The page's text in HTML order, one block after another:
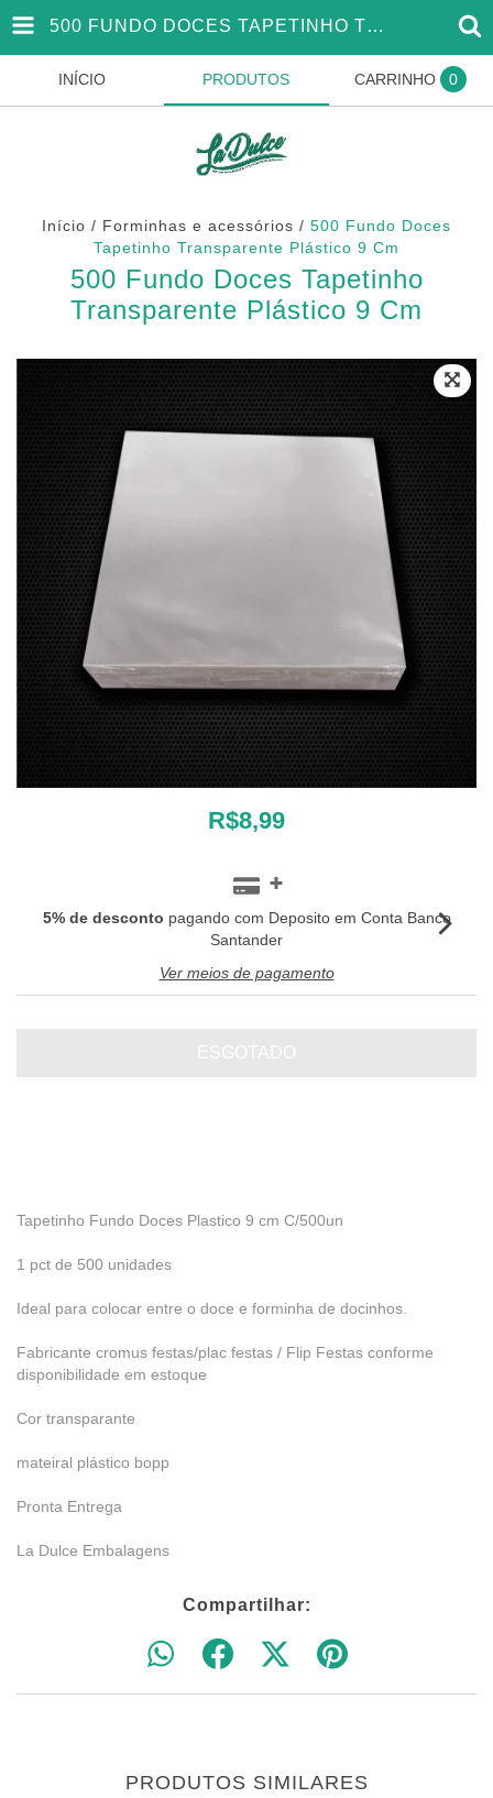
500 FUNDO DOCES TAPETINHO TRANSPARENTE PLÁSTICO 9 CM
INÍCIO PRODUTOS CARRINHO 0
Início / Forminhas e acessórios / 500 Fundo Doces
Tapetinho Transparente Plástico 9 Cm
500 Fundo Doces Tapetinho
Transparente Plástico 9 Cm
R$8,99
5% de desconto pagando com Deposito em Conta Banco
Santander
Ver meios de pagamento
Tapetinho Fundo Doces Plastico 9 cm C/500un
1 pct de 500 unidades
Ideal para colocar entre o doce e forminha de docinhos.
Fabricante cromus festas/plac festas / Flip Festas conforme
disponibilidade em estoque
Cor transparante
mateiral plástico bopp
Pronta Entrega
La Dulce Embalagens
Compartilhar:
PRODUTOS SIMILARES